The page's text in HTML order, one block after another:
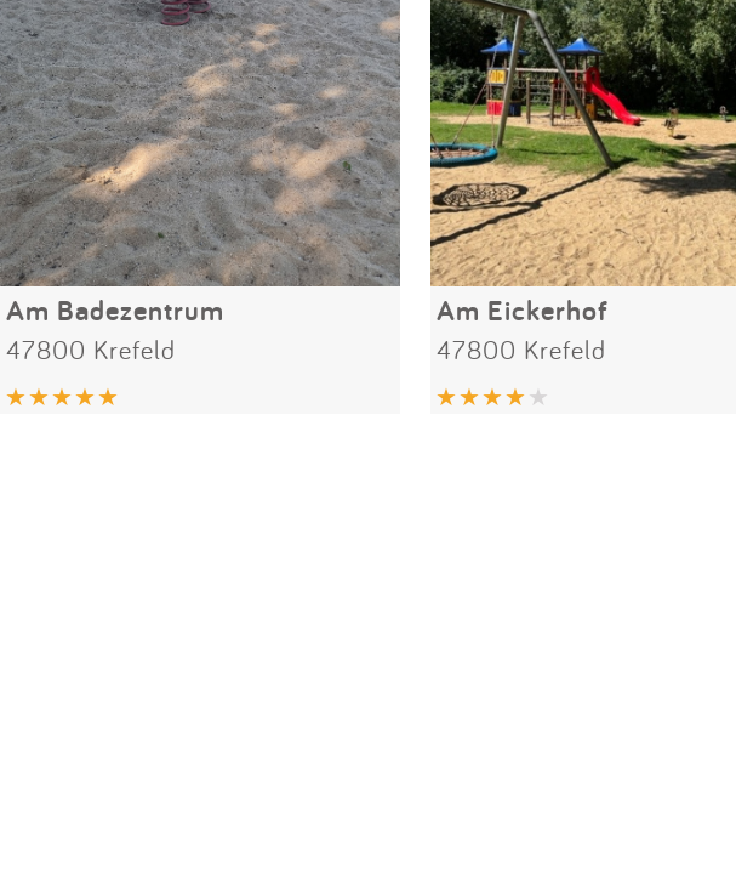
Am Badezentrum
47800 Krefeld
Am Eickerhof
47800 Krefeld